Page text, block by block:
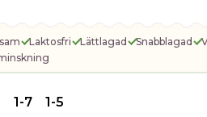
Laktosfri Lättlagad Snabblagad
1-7 1-5